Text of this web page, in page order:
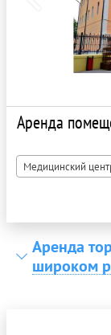
Аренда
Медицинский
Аренда
широком